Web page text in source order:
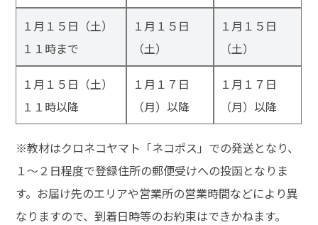
１月１５日（土）
１１時まで
１月１５日
（土）
１月１５日
（土）
１月１５日（土）
１１時以降
１月１７日
（月）以降
１月１７日
（月）以降
※教材はクロネコヤマト「ネコポス」での発送となり、
１～２日程度で登録住所の郵便受けへの投函となりま
す。お届け先のエリアや営業所の営業時間などにより異
なりますので、到着日時等のお約束はできかねます。